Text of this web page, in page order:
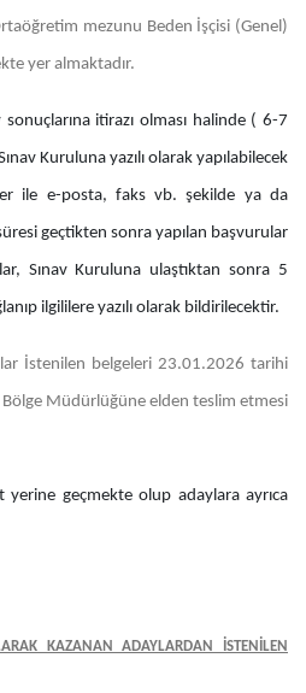
mezunu Beden İşçisi (Genel)
yer almaktadır.
itirazı olması halinde ( 6-7
Kuruluna yazılı olarak yapılabilecek
ile e-posta, faks vb. şekilde ya da
geçtikten sonra yapılan başvurular
Sınav Kuruluna ulaştıktan sonra 5
ilgililere yazılı olarak bildirilecektir.
belgeleri 23.01.2026 tarihi
Müdürlüğüne elden teslim etmesi
geçmekte olup adaylara ayrıca
KAZANAN ADAYLARDAN İSTENİLEN